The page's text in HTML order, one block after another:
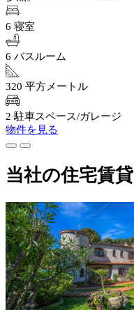
6 寝室
6 バスルーム
320 平方メートル
2 駐車スペース/ガレージ
物件を見る
当社の住宅賃貸